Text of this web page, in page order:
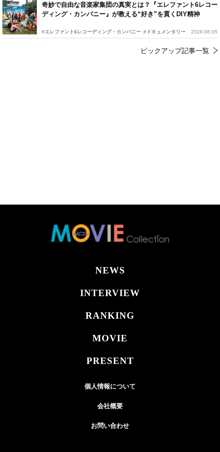
奇妙で自由な音楽家集団の真実とは？『エレファント6レコー
ディング・カンパニー』が教える“好き”を貫くDIY精神
#エレファント6レコーディング・カンパニー #ドキュメンタリー 2026.08.05
ピックアップ記事一覧
NEWS
INTERVIEW
RANKING
MOVIE
PRESENT
個人情報について
会社概要
お問い合わせ